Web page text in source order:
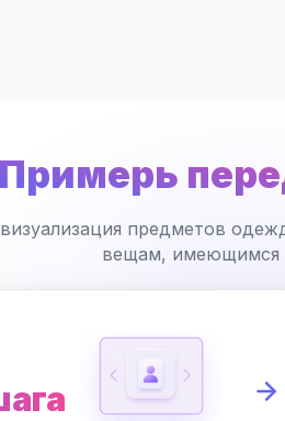
Примерь
предметов
вещам, имеющимся